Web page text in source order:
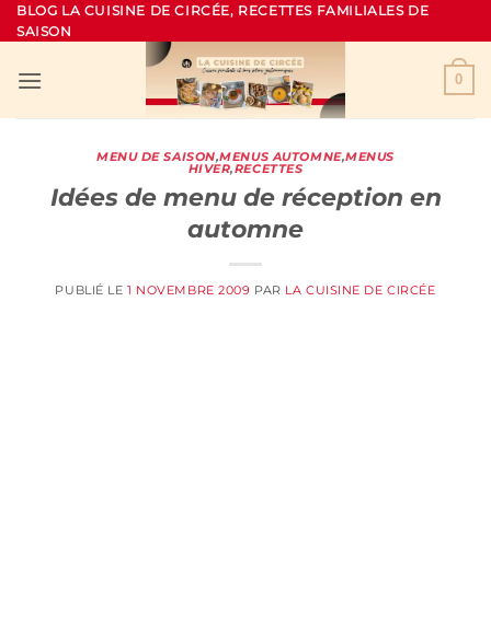
Passer
au
BLOG LA CUISINE DE CIRCÉE, RECETTES FAMILIALES DE
SAISON
0
MENU DE SAISON,MENUS AUTOMNE,MENUS
HIVER,RECETTES
Idées de menu de réception en
automne
PUBLIÉ LE1 NOVEMBRE 2009 PAR LA CUISINE DE CIRCÉE